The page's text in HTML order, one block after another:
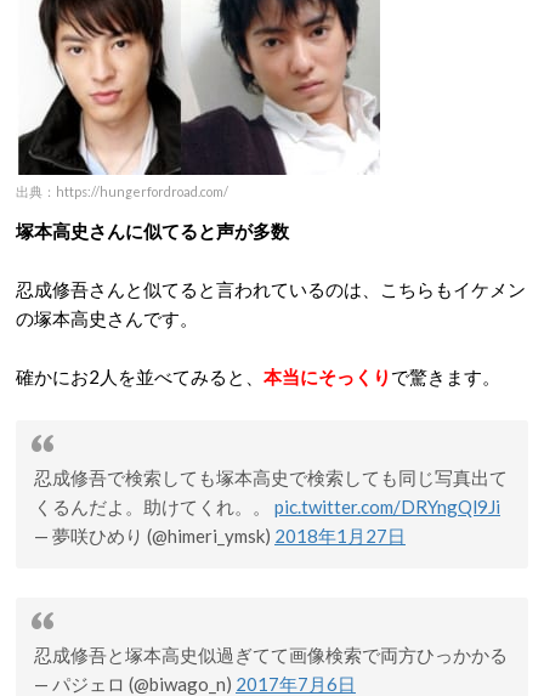
出典：https://hungerfordroad.com/
塚本高史さんに似てると声が多数
忍成修吾さんと似てると言われているのは、こちらもイケメン
の塚本高史さんです。
確かにお2人を並べてみると、 本当にそっくり で驚きます。
忍成修吾で検索しても塚本高史で検索しても同じ写真出て
くるんだよ。助けてくれ。。 pic.twitter.com/DRYngQl9Ji
— 夢咲ひめり (@himeri_ymsk) 2018年1月27日
忍成修吾と塚本高史似過ぎてて画像検索で両方ひっかかる
— パジェロ (@biwago_n) 2017年7月6日